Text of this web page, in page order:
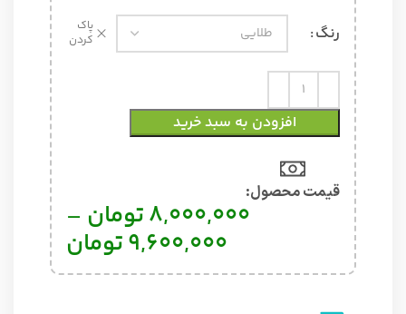
رنگ
پاک
کردن
افزودن به سبد خرید
قیمت محصول:​
8,000,000تومان –
9,600,000تومان